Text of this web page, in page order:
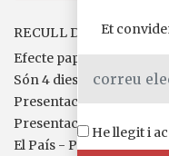
RECULL DE PREMSA I
Efecte papallona -
Són 4 dies - Esteve
Presentació a Mataró
Presentació a Laie
El País - Ponç Puigdevall
Et
He llegit i